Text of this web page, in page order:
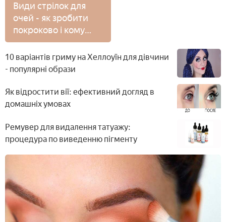
Види стрілок для
очей - як зробити
покроково і кому
підійдуть класичні,
широкі або східні
10 варіантів гриму на Хеллоуїн для дівчини
- популярні образи
Як відростити вії: ефективний догляд в
домашніх умовах
Ремувер для видалення татуажу:
процедура по виведенню пігменту